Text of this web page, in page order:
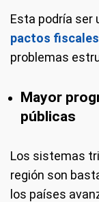
Esta podría ser
pactos
problemas
Mayor
públicas
Los sistemas
región son
los países